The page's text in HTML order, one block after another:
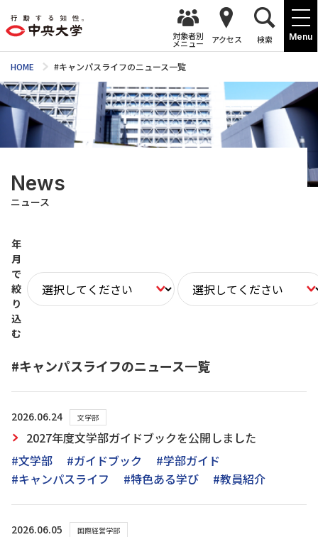
Menu
対象者別
メニュー アクセス 検索
HOME #キャンパスライフのニュース一覧
News
ニュース
年
月
で
絞
り
込
む
#キャンパスライフのニュース一覧
2026.06.24 文学部
2027年度文学部ガイドブックを公開しました
#文学部
#ガイドブック
#学部ガイド
#キャンパスライフ
#特色ある学び #教員紹介
2026.06.05 国際経営学部